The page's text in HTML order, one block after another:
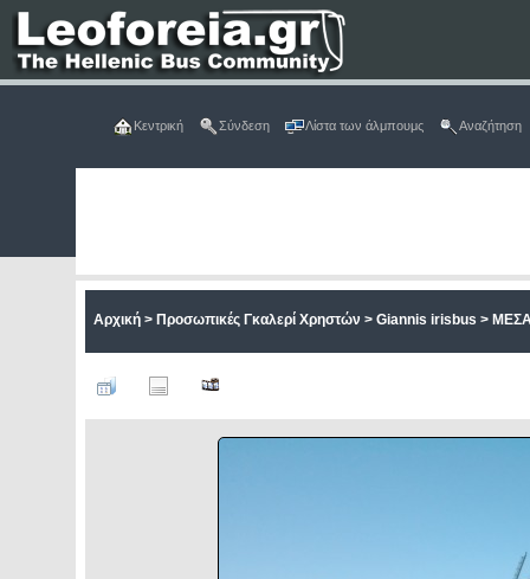
Κεντρική Σύνδεση Λίστα των άλμπουμς Αναζήτηση
Αρχική> Προσωπικές Γκαλερί Χρηστών > Giannis irisbus >